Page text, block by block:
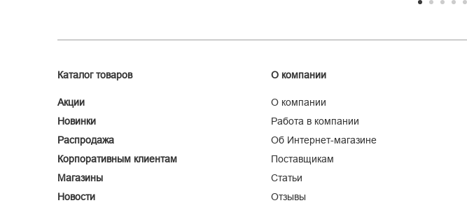
Каталог товаров
Акции
Новинки
Распродажа
Корпоративным клиентам
Магазины
Новости
О компании
О компании
Работа в компании
Об Интернет-магазине
Поставщикам
Статьи
Отзывы